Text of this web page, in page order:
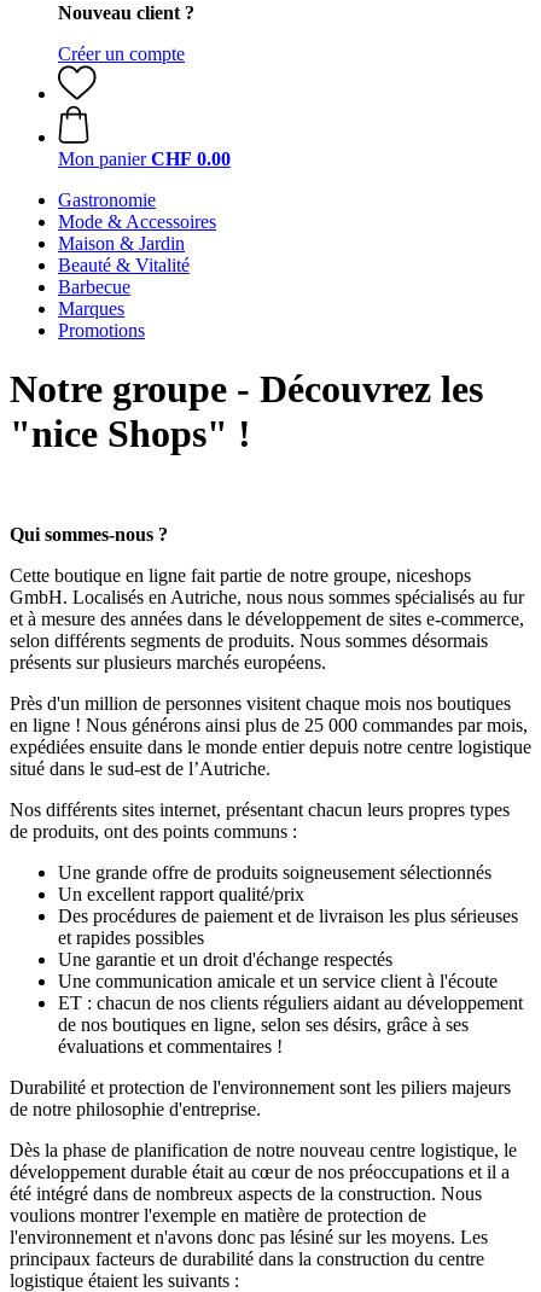
Nouveau client ?
Créer un compte
Mon panier CHF 0.00
Gastronomie
Mode & Accessoires
Maison & Jardin
Beauté & Vitalité
Barbecue
Marques
Promotions
Notre groupe - Découvrez les
"nice Shops" !
Qui sommes-nous ?
Cette boutique en ligne fait partie de notre groupe, niceshops
GmbH. Localisés en Autriche, nous nous sommes spécialisés au fur
et à mesure des années dans le développement de sites e-commerce,
selon différents segments de produits. Nous sommes désormais
présents sur plusieurs marchés européens.
Près d'un million de personnes visitent chaque mois nos boutiques
en ligne ! Nous générons ainsi plus de 25 000 commandes par mois,
expédiées ensuite dans le monde entier depuis notre centre logistique
situé dans le sud-est de l’Autriche.
Nos différents sites internet, présentant chacun leurs propres types
de produits, ont des points communs :
Une grande offre de produits soigneusement sélectionnés
Un excellent rapport qualité/prix
Des procédures de paiement et de livraison les plus sérieuses
et rapides possibles
Une garantie et un droit d'échange respectés
Une communication amicale et un service client à l'écoute
ET : chacun de nos clients réguliers aidant au développement
de nos boutiques en ligne, selon ses désirs, grâce à ses
évaluations et commentaires !
Durabilité et protection de l'environnement sont les piliers majeurs
de notre philosophie d'entreprise.
Dès la phase de planification de notre nouveau centre logistique, le
développement durable était au cœur de nos préoccupations et il a
été intégré dans de nombreux aspects de la construction. Nous
voulions montrer l'exemple en matière de protection de
l'environnement et n'avons donc pas lésiné sur les moyens. Les
principaux facteurs de durabilité dans la construction du centre
logistique étaient les suivants :